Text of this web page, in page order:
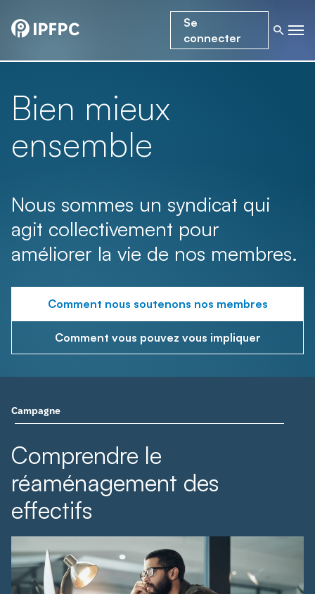
Se
connecter
Bien mieux
ensemble
Nous sommes un syndicat qui
agit collectivement pour
améliorer la vie de nos membres.
Comment nous soutenons nos membres
Comment vous pouvez vous impliquer
Campagne
Comprendre le
réaménagement des
effectifs